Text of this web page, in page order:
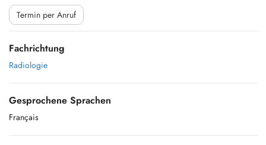
Termin per Anruf
Fachrichtung
Radiologie
Gesprochene Sprachen
Français